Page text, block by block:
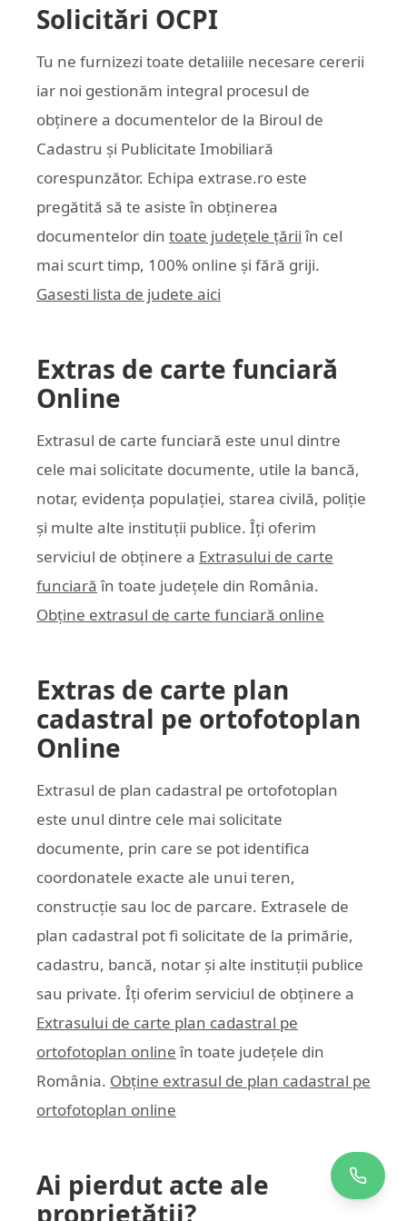
Solicitări OCPI
Tu ne furnizezi toate detaliile necesare cererii
iar noi gestionăm integral procesul de
obținere a documentelor de la Biroul de
Cadastru și Publicitate Imobiliară
corespunzător. Echipa extrase.ro este
pregătită să te asiste în obținerea
documentelor din toate județele țării în cel
mai scurt timp, 100% online și fără griji.
Gasesti lista de judete aici
Extras de carte funciară
Online
Extrasul de carte funciară este unul dintre
cele mai solicitate documente, utile la bancă,
notar, evidența populației, starea civilă, poliție
și multe alte instituții publice. Îți oferim
serviciul de obținere a Extrasului de carte
funciară în toate județele din România.
Obține extrasul de carte funciară online
Extras de carte plan
cadastral pe ortofotoplan
Online
Extrasul de plan cadastral pe ortofotoplan
este unul dintre cele mai solicitate
documente, prin care se pot identifica
coordonatele exacte ale unui teren,
construcție sau loc de parcare. Extrasele de
plan cadastral pot fi solicitate de la primărie,
cadastru, bancă, notar și alte instituții publice
sau private. Îți oferim serviciul de obținere a
Extrasului de carte plan cadastral pe
ortofotoplan online în toate județele din
România. Obține extrasul de plan cadastral pe
ortofotoplan online
Ai pierdut acte ale
proprietății?